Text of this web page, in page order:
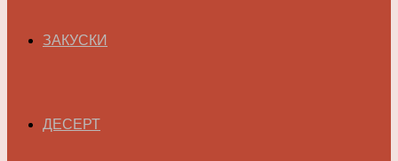
ЗАКУСКИ
ДЕСЕРТ